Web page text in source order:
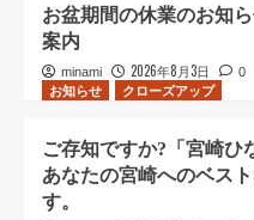
お盆期間の休業のお知
案内
minami 2026年8月3日 0
お知らせ クローズアップ
ご存知ですか?「宮崎
あなたの宮崎へのベス
す。